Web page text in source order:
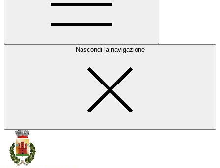
Nascondi la navigazione